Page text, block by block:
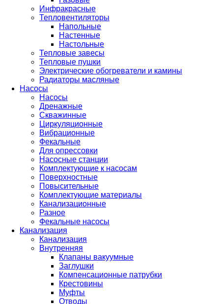
Инфракрасные
Тепловентиляторы
Напольные
Настенные
Настольные
Тепловые завесы
Тепловые пушки
Электрические обогреватели и камины
Радиаторы масляные
Насосы
Насосы
Дренажные
Скважинные
Циркуляционные
Вибрационные
Фекальные
Для опрессовки
Насосные станции
Комплектующие к насосам
Поверхностные
Повысительные
Комплектующие материалы
Канализационные
Разное
Фекальные насосы
Канализация
Канализация
Внутренняя
Клапаны вакуумные
Заглушки
Компенсационные патрубки
Крестовины
Муфты
Отводы